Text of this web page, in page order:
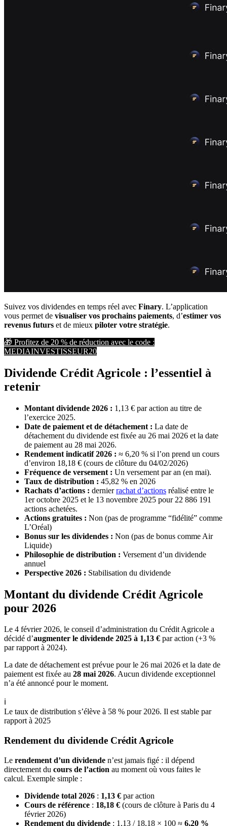
Suivez vos dividendes en temps réel avec Finary. L’application
vous permet de visualiser vos prochains paiements, d’estimer vos
revenus futurs et de mieux piloter votre stratégie.
🎁 Profitez de 20 % de réduction avec le code :
MEDIAINVESTISSEUR20
Dividende Crédit Agricole : l’essentiel à
retenir
Montant dividende 2026 : 1,13 € par action au titre de
l’exercice 2025.
Date de paiement et de détachement : La date de
détachement du dividende est fixée au 26 mai 2026 et la date
de paiement au 28 mai 2026.
Rendement indicatif 2026 : ≈ 6,20 % si l’on prend un cours
d’environ 18,18 € (cours de clôture du 04/02/2026)
Fréquence de versement : Un versement par an (en mai).
Taux de distribution : 45,82 % en 2026
Rachats d’actions : dernier rachat d’actions réalisé entre le
1er octobre 2025 et le 13 novembre 2025 pour 22 886 191
actions achetées.
Actions gratuites : Non (pas de programme “fidélité” comme
L’Oréal)
Bonus sur les dividendes : Non (pas de bonus comme Air
Liquide)
Philosophie de distribution : Versement d’un dividende
annuel
Perspective 2026 : Stabilisation du dividende
Montant du dividende Crédit Agricole
pour 2026
Le 4 février 2026, le conseil d’administration du Crédit Agricole a
décidé d’augmenter le dividende 2025 à 1,13 € par action (+3 %
par rapport à 2024).
La date de détachement est prévue pour le 26 mai 2026 et la date de
paiement est fixée au 28 mai 2026. Aucun dividende exceptionnel
n’a été annoncé pour le moment.
ℹ️
Le taux de distribution s’élève à 58 % pour 2026. Il est stable par
rapport à 2025
Rendement du dividende Crédit Agricole
Le rendement d’un dividende n’est jamais figé : il dépend
directement du cours de l’action au moment où vous faites le
calcul. Exemple simple :
Dividende total 2026 : 1,13 € par action
Cours de référence : 18,18 € (cours de clôture à Paris du 4
février 2026)
Rendement du dividende : 1,13 / 18,18 × 100 ≈ 6,20 %